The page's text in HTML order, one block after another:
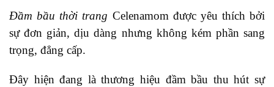
Đầm bầu thời trang Celenamom được yêu thích bởi
sự đơn giản, dịu dàng nhưng không kém phần sang
trọng, đẳng cấp.
Đây hiện đang là thương hiệu đầm bầu thu hút sự